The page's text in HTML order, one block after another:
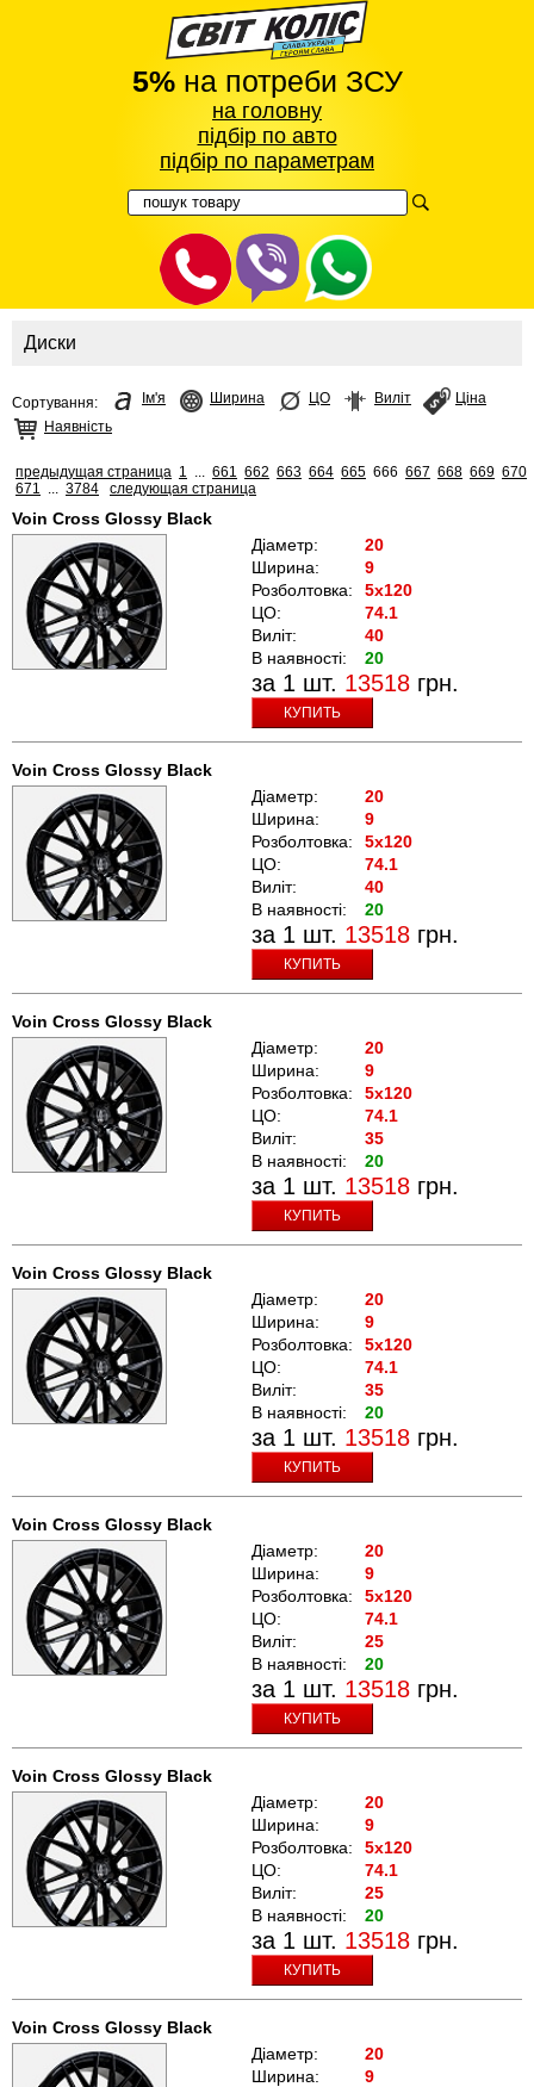
5%на потреби ЗСУ
на головну
підбір по авто
підбір по параметрам
Диски
Сортування: Ім'я Ширина ЦО Виліт
Ціна
Наявність
предыдущая страница 1 661 662 663 664 665 666 667 668 669 670
671
3784 следующая страница
Voin Cross Glossy Black
Діаметр:
20
Ширина:
9
Розболтовка:
5x120
ЦО:
74.1
Виліт:
40
В наявності:
20
за 1 шт. 13518 грн.
КУПИТЬ
Voin Cross Glossy Black
Діаметр:
20
Ширина:
9
Розболтовка:
5x120
ЦО:
74.1
Виліт:
40
В наявності:
20
за 1 шт. 13518 грн.
КУПИТЬ
Voin Cross Glossy Black
Діаметр:
20
Ширина:
9
Розболтовка:
5x120
ЦО:
74.1
Виліт:
35
В наявності:
20
за 1 шт. 13518 грн.
КУПИТЬ
Voin Cross Glossy Black
Діаметр:
20
Ширина:
9
Розболтовка:
5x120
ЦО:
74.1
Виліт:
35
В наявності:
20
за 1 шт. 13518 грн.
КУПИТЬ
Voin Cross Glossy Black
Діаметр:
20
Ширина:
9
Розболтовка:
5x120
ЦО:
74.1
Виліт:
25
В наявності:
20
за 1 шт. 13518 грн.
КУПИТЬ
Voin Cross Glossy Black
Діаметр:
20
Ширина:
9
Розболтовка:
5x120
ЦО:
74.1
Виліт:
25
В наявності:
20
за 1 шт. 13518 грн.
КУПИТЬ
Voin Cross Glossy Black
Діаметр:
20
Ширина:
9